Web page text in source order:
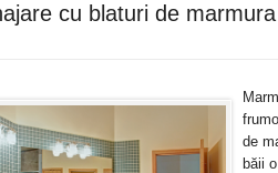
cu blaturi de
de
băii